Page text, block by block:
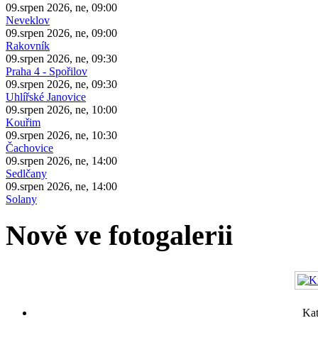
09.srpen 2026, ne, 09:00
Neveklov
09.srpen 2026, ne, 09:00
Rakovník
09.srpen 2026, ne, 09:30
Praha 4 - Spořilov
09.srpen 2026, ne, 09:30
Uhlířské Janovice
09.srpen 2026, ne, 10:00
Kouřim
09.srpen 2026, ne, 10:30
Čachovice
09.srpen 2026, ne, 14:00
Sedlčany
09.srpen 2026, ne, 14:00
Solany
Nově ve fotogalerii